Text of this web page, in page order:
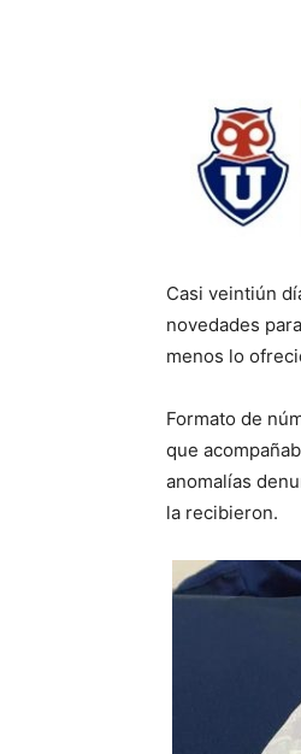
Casi veintiún
novedades
menos lo
Formato de
que
anomalías
la recibieron.